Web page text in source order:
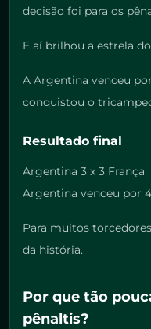
decisão foi para os
E aí brilhou a estrela
A Argentina venceu
conquistou o
Resultado final
Argentina 3 x 3 França
Argentina venceu por
Para muitos
da história.
Por que tão
pênaltis?